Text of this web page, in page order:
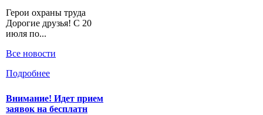
Герои охраны труда
Дорогие друзья! С 20
июля по...
Все новости
Подробнее
Внимание! Идет прием
заявок на бесплатн